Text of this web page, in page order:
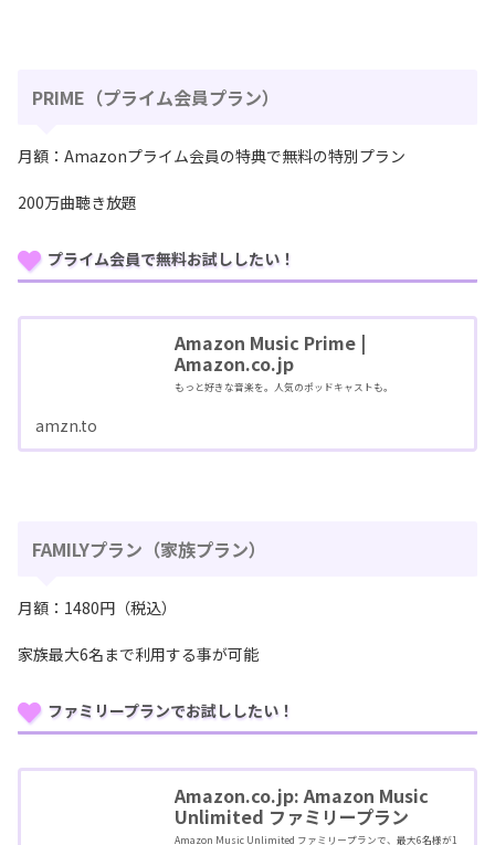
PRIME（プライム会員プラン）
月額：Amazonプライム会員の特典で無料の特別プラン
200万曲聴き放題
プライム会員で無料お試ししたい！
Amazon Music Prime |
Amazon.co.jp
もっと好きな音楽を。人気のポッドキャストも。
amzn.to
FAMILYプラン（家族プラン）
月額：1480円（税込）
家族最大6名まで利用する事が可能
ファミリープランでお試ししたい！
Amazon.co.jp: Amazon Music
Unlimited ファミリープラン
Amazon Music Unlimited ファミリープランで、最大6名様が1